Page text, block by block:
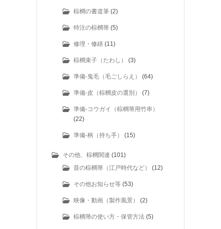
棕櫚の書道筆 (2)
特注の棕櫚箒 (5)
修理・修繕 (11)
棕櫚束子（たわし） (3)
準備-鬼毛（毛ごしらえ） (64)
準備-皮（棕櫚皮の選別） (7)
準備-コウガイ（棕櫚箒用竹串）
(22)
準備-柄（持ち手） (15)
その他、棕櫚関連 (101)
昔の棕櫚箒（江戸時代など）
(12)
その他お知らせ等 (53)
映像・動画（製作風景） (2)
棕櫚箒の使い方・保管方法 (5)